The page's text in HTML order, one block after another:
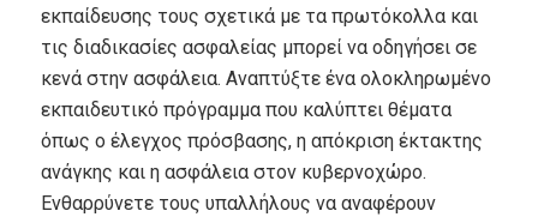
εκπαίδευσης τους σχετικά με τα πρωτόκολλα και
τις διαδικασίες ασφαλείας μπορεί να οδηγήσει σε
κενά στην ασφάλεια. Αναπτύξτε ένα ολοκληρωμένο
εκπαιδευτικό πρόγραμμα που καλύπτει θέματα
όπως ο έλεγχος πρόσβασης, η απόκριση έκτακτης
ανάγκης και η ασφάλεια στον κυβερνοχώρο.
Ενθαρρύνετε τους υπαλλήλους να αναφέρουν